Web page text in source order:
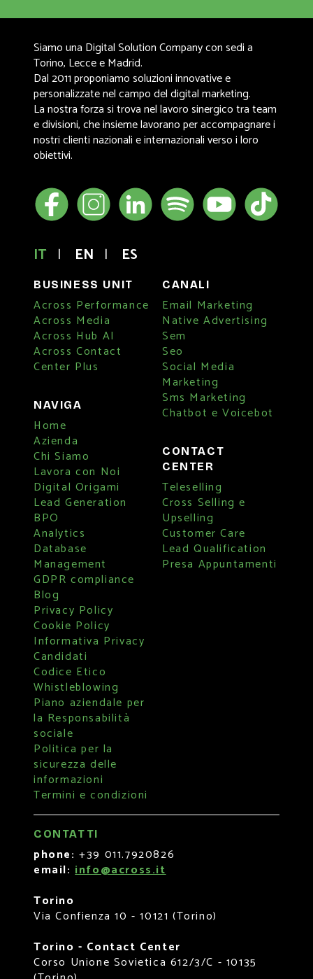
Siamo una Digital Solution Company con sedi a
Torino, Lecce e Madrid.
Dal 2011 proponiamo soluzioni innovative e
personalizzate nel campo del digital marketing.
La nostra forza si trova nel lavoro sinergico tra team
e divisioni, che insieme lavorano per accompagnare i
nostri clienti nazionali e internazionali verso i loro
obiettivi.
IT | EN | ES
BUSINESS UNIT
Across Performance
Across Media
Across Hub AI
Across Contact
Center Plus
NAVIGA
Home
Azienda
Chi Siamo
Lavora con Noi
Digital Origami
Lead Generation
BPO
Analytics
Database
Management
GDPR compliance
Blog
Privacy Policy
Cookie Policy
Informativa Privacy
Candidati
Codice Etico
Whistleblowing
Piano aziendale per
la Responsabilità
sociale
Politica per la
sicurezza delle
informazioni
Termini e condizioni
CANALI
Email Marketing
Native Advertising
Sem
Seo
Social Media
Marketing
Sms Marketing
Chatbot e Voicebot
CONTACT
CENTER
Teleselling
Cross Selling e
Upselling
Customer Care
Lead Qualification
Presa Appuntamenti
CONTATTI
phone: +39 011.7920826
email: info@across.it
Torino
Via Confienza 10 - 10121 (Torino)
Torino - Contact Center
Corso Unione Sovietica 612/3/C - 10135